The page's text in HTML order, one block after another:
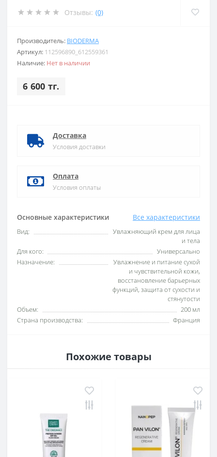
Отзывы: (0)
Производитель: BIODERMA
Артикул: 112596890_612559361
Наличие: Нет в наличии
6 600 тг.
Основные характеристики Все характеристики
Вид:
Увлажняющий крем для лица
и тела
Для кого:
Универсально
Назначение:
Увлажнение и питание сухой
и чувствительной кожи,
восстановление барьерных
функций, защита от сухости и
стянутости
Объем:
200 мл
Страна производства:
Франция
Доставка
Условия доставки
Оплата
Условия оплаты
Похожие товары